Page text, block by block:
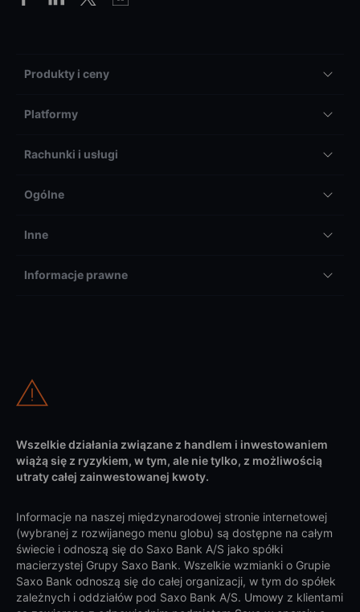
Produkty i ceny
Platformy
Rachunki i usługi
Ogólne
Inne
Informacje prawne
Wszelkie działania związane z handlem i inwestowaniem
wiążą się z ryzykiem, w tym, ale nie tylko, z możliwością
utraty całej zainwestowanej kwoty.
Informacje na naszej międzynarodowej stronie internetowej
(wybranej z rozwijanego menu globu) są dostępne na całym
świecie i odnoszą się do Saxo Bank A/S jako spółki
macierzystej Grupy Saxo Bank. Wszelkie wzmianki o Grupie
Saxo Bank odnoszą się do całej organizacji, w tym do spółek
zależnych i oddziałów pod Saxo Bank A/S. Umowy z klientami